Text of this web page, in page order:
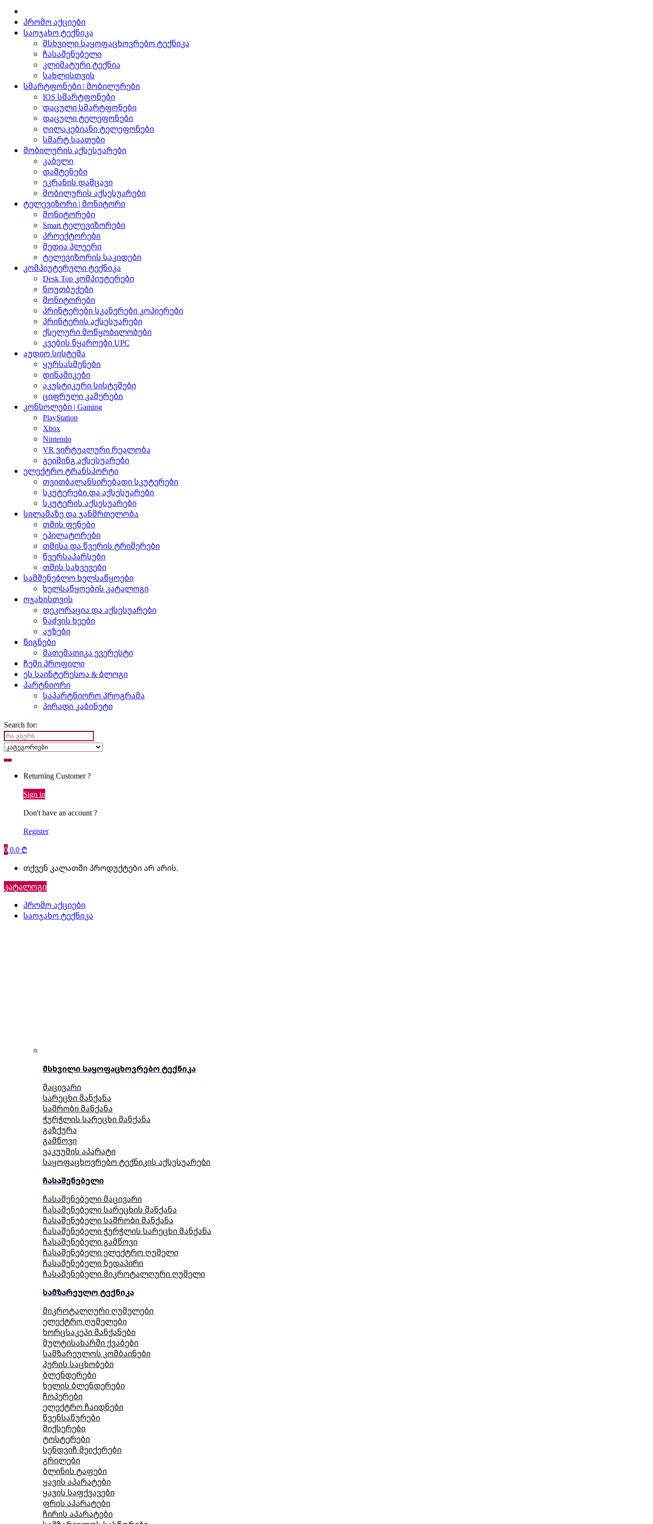
პრომო აქციები
საოჯახო ტექნიკა
მსხვილი საყოფაცხოვრებო ტექნიკა
ჩასაშენებელი
კლიმატური ტექნია
სახლისთვის
სმარტფონები | მობილურები
IOS სმარტფონები
დაცული სმარტფონები
დაცული ტელეფონები
ღილაკებიანი ტელეფონები
სმარტ საათები
მობილურის აქსესუარები
კაბელი
დამტენები
ეკრანის დამცავი
მობილურის აქსესუარები
ტელევიზორი | მონიტორი
მონიტორები
Smart ტელევიზორები
პროექტორები
მედია პლეერი
ტელევიზორის საკიდები
კომპიუტერული ტექნიკა
Desk Top კომპიუტერები
ნოუთბუქები
მონიტორები
პრინტერები სკანერები კოპიერები
პრინტერის აქსესუარები
ქსელური მოწყობილობები
კვების წყაროები UPC
აუდიო სისტემა
ყურსასმენები
დინამიკები
აკუსტიკური სისტემები
ციფრული კამერები
კონსოლები | Gaming
PlayStation
Xbox
Nintendo
VR ვირტუალური რეალობა
გეიმინგ აქსესუარები
ელექტრო ტრანსპორტი
თვითბალანსირებადი სკუტერები
სკუტერები და აქსესუარები
სკუტერის აქსესუარები
სილამაზე და ჯანმრთელობა
თმის ფენები
ეპილატორები
თმისა და წვერის ტრიმერები
წვერსაპარსები
თმის სახვევები
სამშენებლო ხელსაწყოები
ხელსაწყოების კატალოგი
ოჯახისთვის
დეკორაცია და აქსესუარები
ნაძვის ხეები
აუზები
წიგნები
მათემათიკა ევერესტი
ჩემი პროფილი
ეს საინტერესოა & ბლოგი
პარტნიორი
საპარტნიორო პროგრამა
პირადი კაბინეტი
Search for:
Returning Customer ?
Sign in
Don't have an account ?
Register
00.0 ₾
თქვენ კალათში პროდუქტები არ არის.
კატალოგი
პრომო აქციები
საოჯახო ტექნიკა
მსხვილი საყოფაცხოვრებო ტექნიკა
მაცივარი
სარეცხი მანქანა
საშრობი მანქანა
ჭურჭლის სარეცხი მანქანა
გაზქურა
გამწოვი
ვაკუუმის აპარატი
საყოფაცხოვრებო ტექნიკის აქსესუარები
ჩასაშენებელი
ჩასაშენებელი მაცივარი
ჩასაშენებელი სარეცხის მანქანა
ჩასაშენებელი საშრობი მანქანა
ჩასაშენებელი ჭურჭლის სარეცხი მანქანა
ჩასაშენებელი გამწოვი
ჩასაშენებელი ელექტრო ღუმელი
ჩასაშენებელი ზედაპირი
ჩასაშენებელი მიკროტალღური ღუმელი
სამზარეულო ტექნიკა
მიკროტალღური ღუმელები
ელექტრო ღუმელები
ხორცსაკეპი მანქანები
მულტისახარში ქვაბები
სამზარეულოს კომბაინები
პურის საცხობები
ბლენდერები
ხელის ბლენდერები
ჩოპერები
ელექტრო ჩაიდნები
წვენსაწურები
მიქსერები
ტოსტერები
სენდვიჩ მეიქერები
გრილები
ბლინის ტაფები
ყავის აპარატები
ყავის საფქვავები
ფრის აპარატები
ჩირის აპარატები